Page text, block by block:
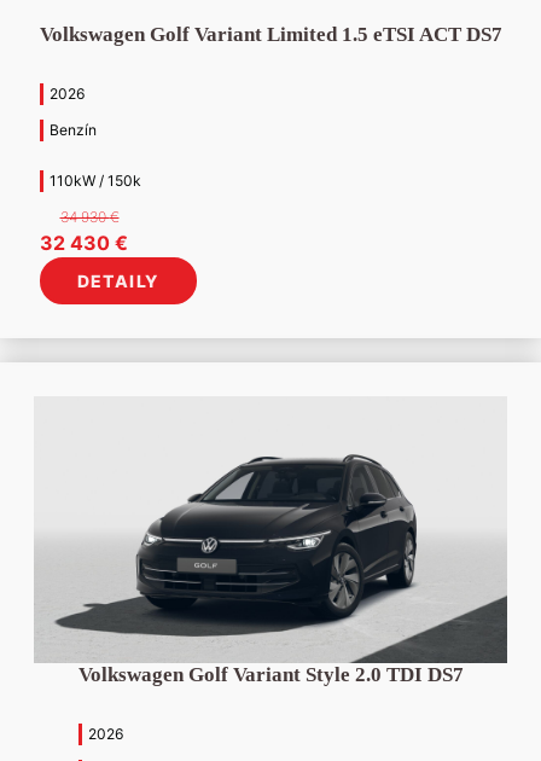
Volkswagen Golf Variant Limited 1.5 eTSI ACT DS7
2026
Benzín
110kW / 150k
34 930€
Pôvodná
cena
bola:
930 €.
32 430 €Aktuálna
cena
je:
430 €.
DETAILY
Volkswagen Golf Variant Style 2.0 TDI DS7
2026